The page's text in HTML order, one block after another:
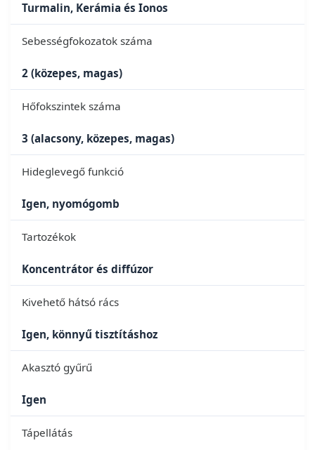
Turmalin, Kerámia és Ionos
Sebességfokozatok száma
2 (közepes, magas)
Hőfokszintek száma
3 (alacsony, közepes, magas)
Hideglevegő funkció
Igen, nyomógomb
Tartozékok
Koncentrátor és diffúzor
Kivehető hátsó rács
Igen, könnyű tisztításhoz
Akasztó gyűrű
Igen
Tápellátás